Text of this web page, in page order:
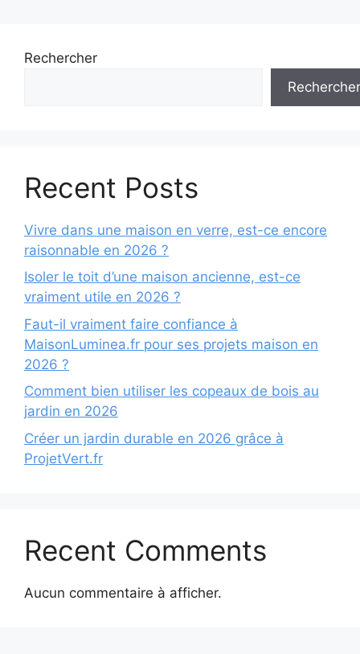
Rechercher
Rechercher
Recent Posts
Vivre dans une maison en verre, est-ce encore
raisonnable en 2026 ?
Isoler le toit d’une maison ancienne, est-ce
vraiment utile en 2026 ?
Faut-il vraiment faire confiance à
MaisonLuminea.fr pour ses projets maison en
2026 ?
Comment bien utiliser les copeaux de bois au
jardin en 2026
Créer un jardin durable en 2026 grâce à
ProjetVert.fr
Recent Comments
Aucun commentaire à afficher.